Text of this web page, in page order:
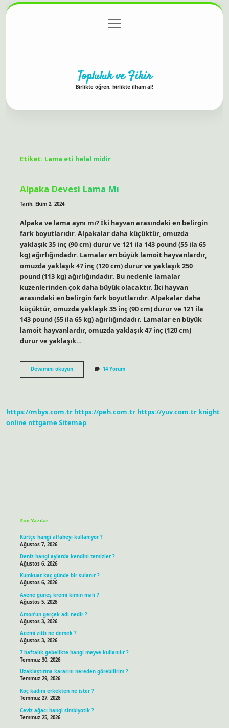
Gizlilik Politikası
menüyü
aç
Topluluk ve Fikir
Birlikte öğren, birlikte ilham al!
Etiket: Lama eti helal midir
Alpaka Devesi Lama Mı
Tarih: Ekim 2, 2024
Alpaka ve lama aynı mı? İki hayvan arasındaki en belirgin
fark boyutlarıdır. Alpakalar daha küçüktür, omuzda
yaklaşık 35 inç (90 cm) durur ve 121 ila 143 pound (55 ila 65
kg) ağırlığındadır. Lamalar en büyük lamoit hayvanlardır,
omuzda yaklaşık 47 inç (120 cm) durur ve yaklaşık 250
pound (113 kg) ağırlığındadır. Bu nedenle lamalar
kuzenlerinden çok daha büyük olacaktır. İki hayvan
arasındaki en belirgin fark boyutlarıdır. Alpakalar daha
küçüktür, omuzda yaklaşık 35 inç (90 cm) durur ve 121 ila
143 pound (55 ila 65 kg) ağırlığındadır. Lamalar en büyük
lamoit hayvanlardır, omuzda yaklaşık 47 inç (120 cm)
durur ve yaklaşık…
Devamını okuyunAlpaka
Devesi
14 Yorum
https://mbys.com.tr https://peh.com.tr https://yuv.com.tr knight
online nttgame Sitemap
Son Yazılar
Kürtçe hangi alfabeyi kullanıyor ?
Ağustos 7, 2026
Deniz hangi aylarda kendini temizler ?
Ağustos 6, 2026
Kumkuat kaç günde bir sulanır ?
Ağustos 6, 2026
Avene güneş kremi kimin malı ?
Ağustos 5, 2026
Amon’un gerçek adı nedir ?
Ağustos 3, 2026
Acemi zıttı ne demek ?
Ağustos 3, 2026
7 haftalık gebelikte hangi meyve kullanılır ?
Temmuz 30, 2026
Uzaklaştırma kararını nereden görebilirim ?
Temmuz 29, 2026
Koç kadını erkekten ne ister ?
Temmuz 27, 2026
Ceviz ağacı hangi simbiyotik ?
Temmuz 25, 2026